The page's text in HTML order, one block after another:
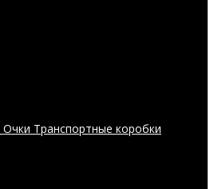
Очки Транспортные коробки